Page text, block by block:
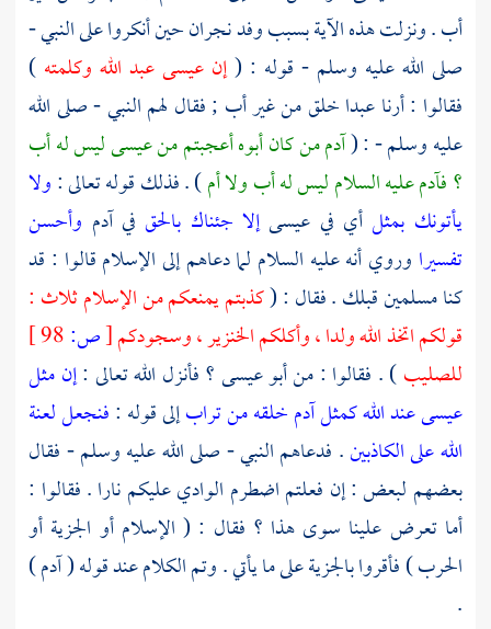
أب . ونزلت هذه الآية بسببوفد نجرانحين أنكروا على النبي -
صلى الله عليه وسلم - قوله : (إن عيسىعبد الله وكلمته )
فقالوا : أرنا عبدا خلق من غير أب ; فقال لهم النبي - صلى الله
عليه وسلم - : (آدممن كان أبوه أعجبتم منعيسىليس له أب
؟فآدمعليه السلام ليس له أب ولا أم) . فذلك قوله تعالى :ولا
يأتونك بمثل أي في عيسىإلا جئناك بالحق فيآدم وأحسن
تفسيرا وروي أنه عليه السلام لما دعاهم إلى الإسلام قالوا : قد
كنا مسلمين قبلك . فقال : (كذبتم يمنعكم من الإسلام ثلاث :
قولكم اتخذ الله ولدا ، وأكلكم الخنزير ، وسجودكم[ص:
للصليب) . فقالوا : من أبوعيسى ؟فأنزل الله تعالى :إن مثل
عيسى عند الله كمثل آدم خلقه من ترابإلى قوله :فنجعل لعنة
الله على الكاذبين. فدعاهم النبي - صلى الله عليه وسلم - فقال
بعضهم لبعض : إن فعلتم اضطرم الوادي عليكم نارا . فقالوا :
أما تعرض علينا سوى هذا ؟ فقال : ( الإسلام أو الجزية أو
الحرب ) فأقروا بالجزية على ما يأتي . وتم الكلام عند قوله( آدم )
.